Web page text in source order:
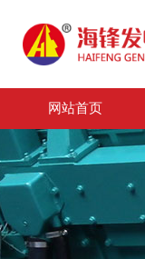
网站首页